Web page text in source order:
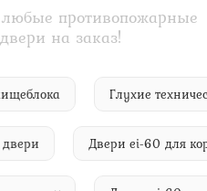
противопожарные
на заказ!
пищеблока Глухие
Двери ei-60 для